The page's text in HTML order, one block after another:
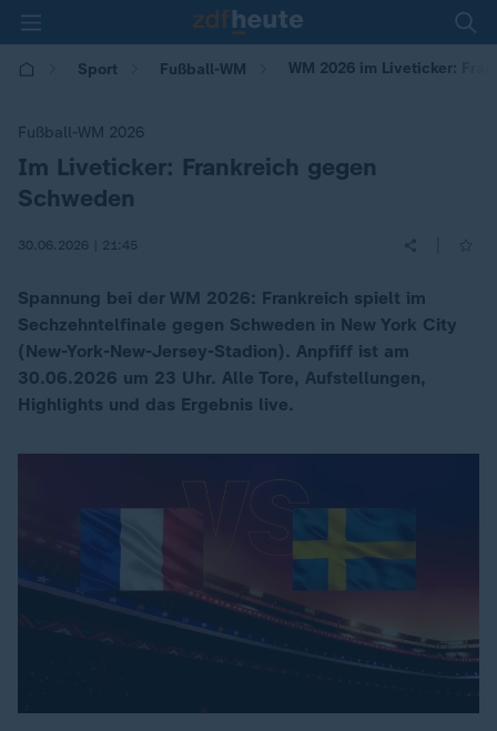
Sport Fußball-WM WM 2026 im Liveticker:
Fußball-WM 2026
:
Im Liveticker: Frankreich gegen
Schweden
30.06.2026 | 21:45
Spannung bei der WM 2026: Frankreich spielt im
Sechzehntelfinale gegen Schweden in New York City
(New-York-New-Jersey-Stadion). Anpfiff ist am
30.06.2026 um 23 Uhr. Alle Tore, Aufstellungen,
Highlights und das Ergebnis live.